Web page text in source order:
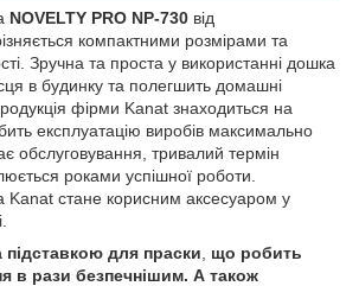
NOVELTY PRO NP-730 від
компактними розмірами та
Зручна та проста у використанні дошка
в будинку та полегшить домашні
фірми Kanat знаходиться на
експлуатацію виробів максимально
обслуговування, тривалий термін
роками успішної роботи.
Kanat стане корисним аксесуаром у
для праски
що робить
в рази безпечнішим. А також